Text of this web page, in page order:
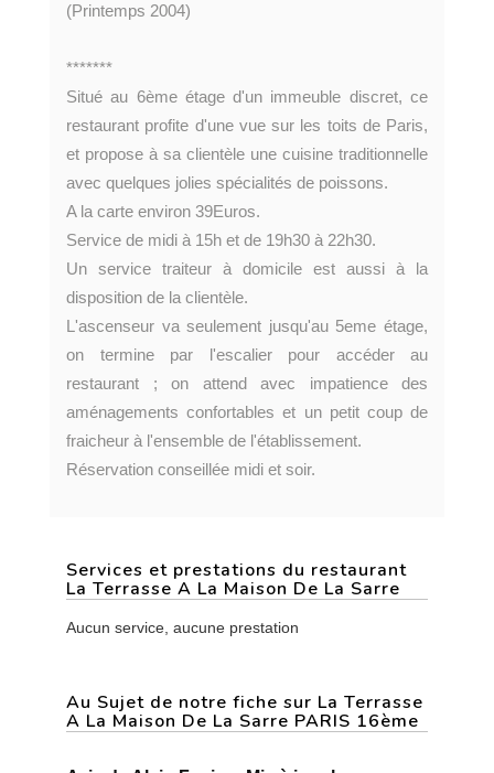
(Printemps 2004)
*******
Situé au 6ème étage d'un immeuble discret, ce
restaurant profite d'une vue sur les toits de Paris,
et propose à sa clientèle une cuisine traditionnelle
avec quelques jolies spécialités de poissons.
A la carte environ 39Euros.
Service de midi à 15h et de 19h30 à 22h30.
Un service traiteur à domicile est aussi à la
disposition de la clientèle.
L'ascenseur va seulement jusqu'au 5eme étage,
on termine par l'escalier pour accéder au
restaurant ; on attend avec impatience des
aménagements confortables et un petit coup de
fraicheur à l'ensemble de l'établissement.
Réservation conseillée midi et soir.
Services et prestations du restaurant
La Terrasse A La Maison De La Sarre
Aucun service, aucune prestation
Au Sujet de notre fiche sur La Terrasse
A La Maison De La Sarre PARIS 16ème